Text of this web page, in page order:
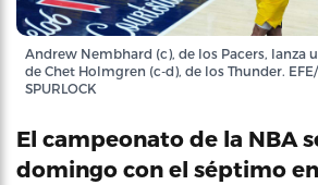
Andrew Nembhard (c), de los Pacers, lanza
de Chet Holmgren (c-d), de los Thunder.
SPURLOCK
El campeonato de la NBA
domingo con el séptimo